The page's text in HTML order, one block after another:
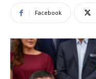
Facebook